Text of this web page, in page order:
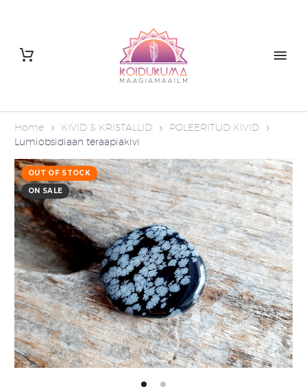
Home KIVID & KRISTALLID
POLEERITUD KIVID
Lumiobsidiaan teraapiakivi
OUT OF STOCK
ON SALE